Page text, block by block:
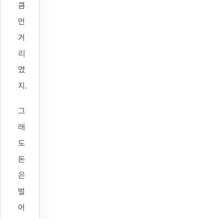
큼
먼
거
리
였
지.
그
래
도
돈
은
벌
어